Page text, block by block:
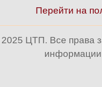
Перейти на
ЦТП. Все права